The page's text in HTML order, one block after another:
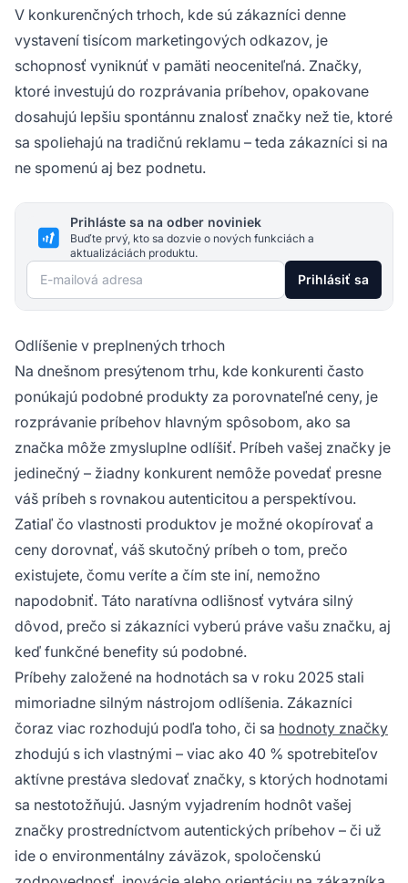
V konkurenčných trhoch, kde sú zákazníci denne
vystavení tisícom marketingových odkazov, je
schopnosť vyniknúť v pamäti neoceniteľná. Značky,
ktoré investujú do rozprávania príbehov, opakovane
dosahujú lepšiu spontánnu znalosť značky než tie, ktoré
sa spoliehajú na tradičnú reklamu – teda zákazníci si na
ne spomenú aj bez podnetu.
Prihláste sa na odber noviniek
Buďte prvý, kto sa dozvie o nových funkciách a
aktualizáciách produktu.
E-mailová adresa Prihlásiť sa
Odlíšenie v preplnených trhoch
Na dnešnom presýtenom trhu, kde konkurenti často
ponúkajú podobné produkty za porovnateľné ceny, je
rozprávanie príbehov hlavným spôsobom, ako sa
značka môže zmysluplne odlíšiť. Príbeh vašej značky je
jedinečný – žiadny konkurent nemôže povedať presne
váš príbeh s rovnakou autenticitou a perspektívou.
Zatiaľ čo vlastnosti produktov je možné okopírovať a
ceny dorovnať, váš skutočný príbeh o tom, prečo
existujete, čomu veríte a čím ste iní, nemožno
napodobniť. Táto naratívna odlišnosť vytvára silný
dôvod, prečo si zákazníci vyberú práve vašu značku, aj
keď funkčné benefity sú podobné.
Príbehy založené na hodnotách sa v roku 2025 stali
mimoriadne silným nástrojom odlíšenia. Zákazníci
čoraz viac rozhodujú podľa toho, či sa hodnoty značky
zhodujú s ich vlastnými – viac ako 40 % spotrebiteľov
aktívne prestáva sledovať značky, s ktorých hodnotami
sa nestotožňujú. Jasným vyjadrením hodnôt vašej
značky prostredníctvom autentických príbehov – či už
ide o environmentálny záväzok, spoločenskú